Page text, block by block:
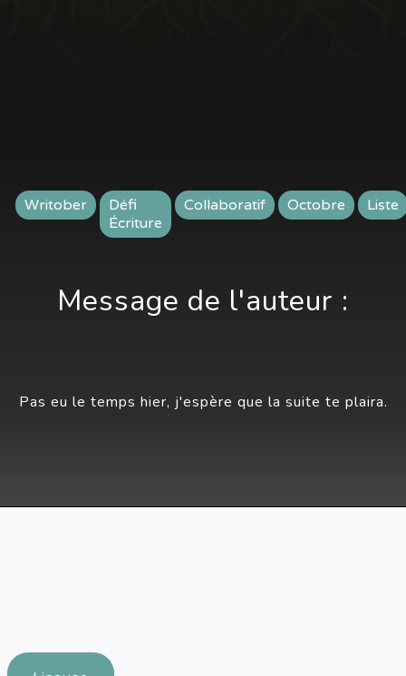
Writober
Défi
Écriture
Collaboratif Octobre Liste
Message de l'auteur :
Pas eu le temps hier, j'espère que la suite te plaira.